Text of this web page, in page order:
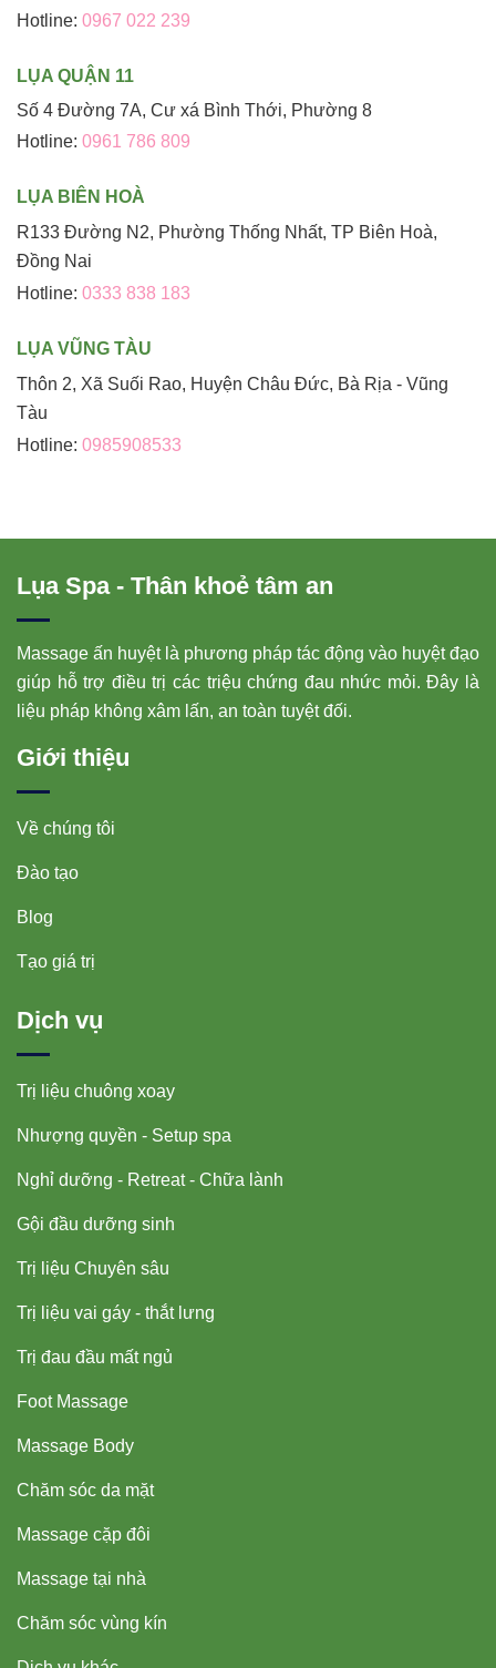
Hotline: 0967 022 239
LỤA QUẬN 11
Số 4 Đường 7A, Cư xá Bình Thới, Phường 8
Hotline: 0961 786 809
LỤA BIÊN HOÀ
R133 Đường N2, Phường Thống Nhất, TP Biên Hoà,
Đồng Nai
Hotline: 0333 838 183
LỤA VŨNG TÀU
Thôn 2, Xã Suối Rao, Huyện Châu Đức, Bà Rịa - Vũng
Tàu
Hotline: 0985908533
Lụa Spa - Thân khoẻ tâm an
Massage ấn huyệt là phương pháp tác động vào huyệt đạo
giúp hỗ trợ điều trị các triệu chứng đau nhức mỏi. Đây là
liệu pháp không xâm lấn, an toàn tuyệt đối.
Giới thiệu
Về chúng tôi
Đào tạo
Blog
Tạo giá trị
Dịch vụ
Trị liệu chuông xoay
Nhượng quyền - Setup spa
Nghỉ dưỡng - Retreat - Chữa lành
Gội đầu dưỡng sinh
Trị liệu Chuyên sâu
Trị liệu vai gáy - thắt lưng
Trị đau đầu mất ngủ
Foot Massage
Massage Body
Chăm sóc da mặt
Massage cặp đôi
Massage tại nhà
Chăm sóc vùng kín